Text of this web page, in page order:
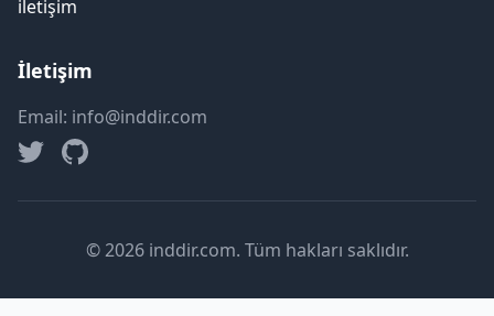
iletişim
İletişim
Email: info@inddir.com
© 2026 inddir.com. Tüm hakları saklıdır.